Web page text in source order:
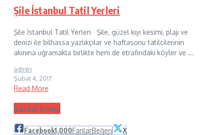
Şile İstanbul Tatil Yerleri
Şile İstanbul Tatil Yerleri Şile, güzel kıyı kesimi, plajı ve
denizi ile bilhassa yazlıkçılar ve haftasonu tatilcilerinin
akınına uğramakla birlikte hem de etrafındaki köyler ve ...
admin
Şubat 4, 2017
Read More
Social Icons
Facebook1,000FanlarBeğen
X